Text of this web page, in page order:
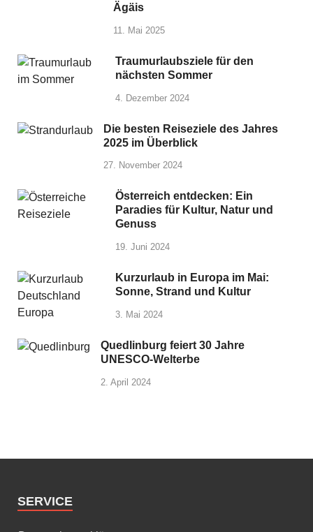
Ägäis
11. Mai 2025
Traumurlaubsziele für den
nächsten Sommer
4. Dezember 2024
Die besten Reiseziele des Jahres
2025 im Überblick
27. November 2024
Österreich entdecken: Ein
Paradies für Kultur, Natur und
Genuss
19. Juni 2024
Kurzurlaub in Europa im Mai:
Sonne, Strand und Kultur
3. Mai 2024
Quedlinburg feiert 30 Jahre
UNESCO-Welterbe
2. April 2024
SERVICE